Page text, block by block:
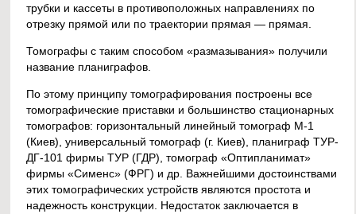
трубки и кассеты в противоположных направлениях по
отрезку прямой или по траектории прямая — прямая.
Томографы с таким способом «размазывания» получили
название планиграфов.
По этому принципу томографирования построены все
томографические приставки и большинство стационарных
томографов: горизонтальный линейный томограф М-1
(Киев), универсальный томограф (г. Киев), планиграф ТУР-
ДГ-101 фирмы ТУР (ГДР), томограф «Оптипланимат»
фирмы «Сименс» (ФРГ) и др. Важнейшими достоинствами
этих томографических устройств являются простота и
надежность конструкции. Недостаток заключается в